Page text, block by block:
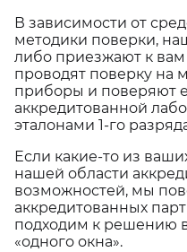
В зависимости от
методики поверки,
либо приезжают к
проводят поверку на
приборы и поверяют
аккредитованной
эталонами 1-го
Если какие-то из
нашей области
возможностей, мы
аккредитованных
подходим к решению
«одного окна».